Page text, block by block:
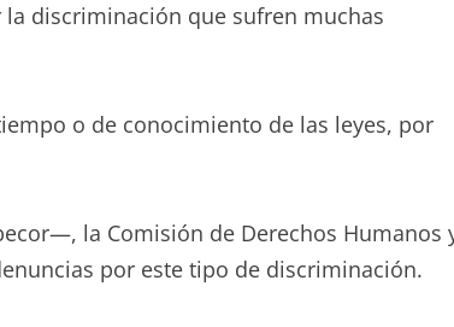
discriminación que sufren muchas
o de conocimiento de las leyes, por
la Comisión de Derechos Humanos
por este tipo de discriminación.